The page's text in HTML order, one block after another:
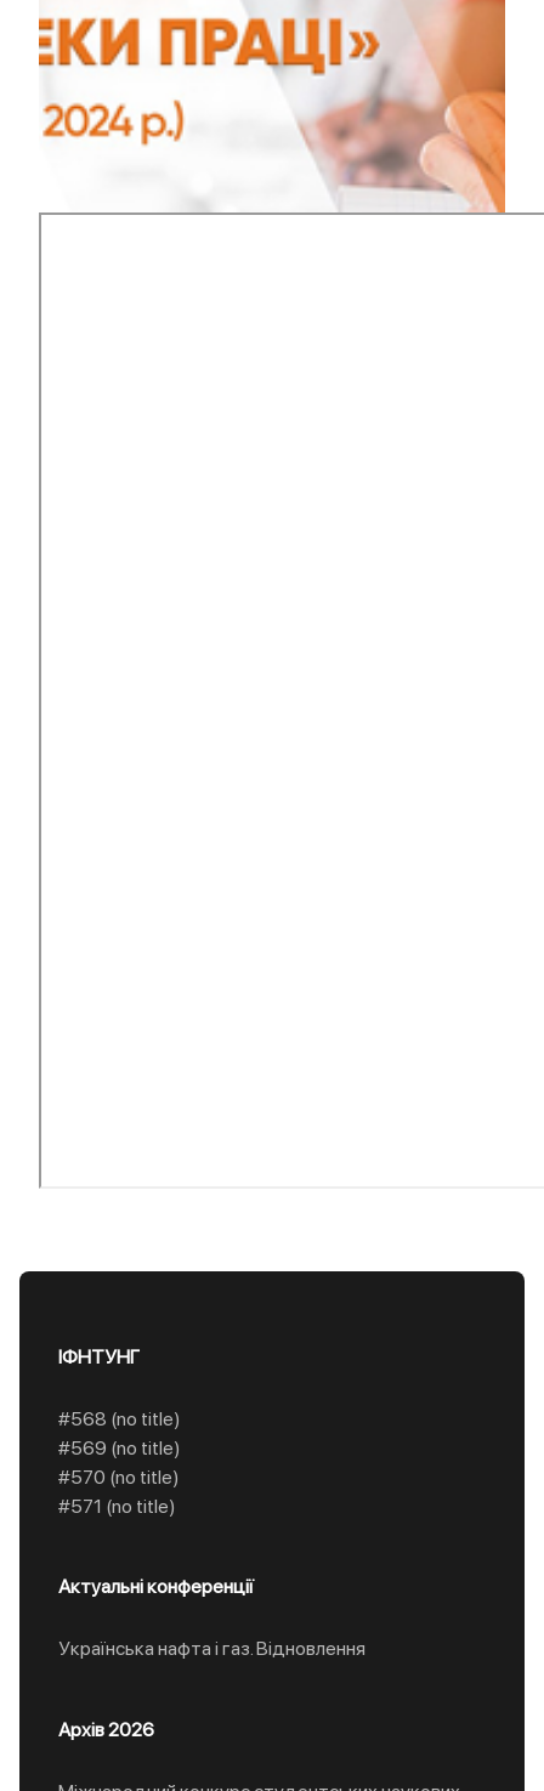
ІФНТУНГ
#568 (no title)
#569 (no title)
#570 (no title)
#571 (no title)
Актуальні конференції
Українська нафта і газ. Відновлення
Архів 2026